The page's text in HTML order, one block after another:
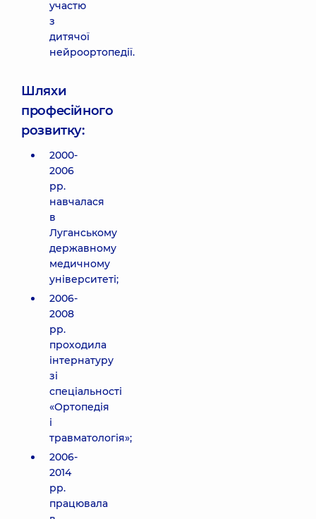
участю
з
дитячої
нейроортопедії.
Шляхи
професійного
розвитку:
2000-
2006
рр.
навчалася
в
Луганському
державному
медичному
університеті;
2006-
2008
рр.
проходила
інтернатуру
зі
спеціальності
«Ортопедія
і
травматологія»;
2006-
2014
рр.
працювала